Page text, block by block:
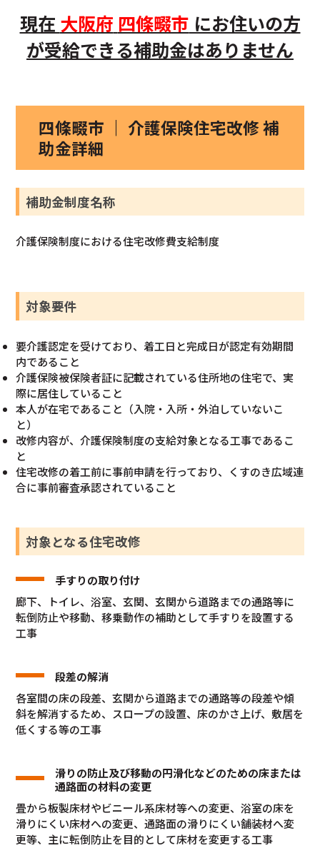
現在 大阪府 四條畷市 にお住いの方
が受給できる補助金はありません
四條畷市 ｜ 介護保険住宅改修 補
助金詳細
補助金制度名称
介護保険制度における住宅改修費支給制度
対象要件
要介護認定を受けており、着工日と完成日が認定有効期間
内であること
介護保険被保険者証に記載されている住所地の住宅で、実
際に居住していること
本人が在宅であること（入院・入所・外泊していないこ
と）
改修内容が、介護保険制度の支給対象となる工事であるこ
と
住宅改修の着工前に事前申請を行っており、くすのき広域連
合に事前審査承認されていること
対象となる住宅改修
手すりの取り付け
廊下、トイレ、浴室、玄関、玄関から道路までの通路等に
転倒防止や移動、移乗動作の補助として手すりを設置する
工事
段差の解消
各室間の床の段差、玄関から道路までの通路等の段差や傾
斜を解消するため、スロープの設置、床のかさ上げ、敷居を
低くする等の工事
滑りの防止及び移動の円滑化などのための床または
通路面の材料の変更
畳から板製床材やビニール系床材等への変更、浴室の床を
滑りにくい床材への変更、通路面の滑りにくい舗装材へ変
更等、主に転倒防止を目的として床材を変更する工事